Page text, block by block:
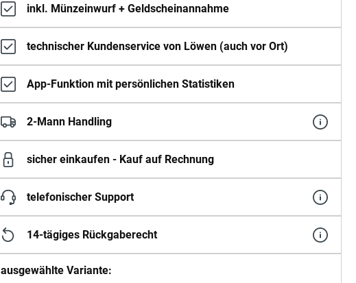
inkl. Münzeinwurf + Geldscheinannahme
technischer Kundenservice von Löwen (auch vor Ort)
App-Funktion mit persönlichen Statistiken
2-Mann Handling
sicher einkaufen - Kauf auf Rechnung
telefonischer Support
14-tägiges Rückgaberecht
ausgewählte Variante: